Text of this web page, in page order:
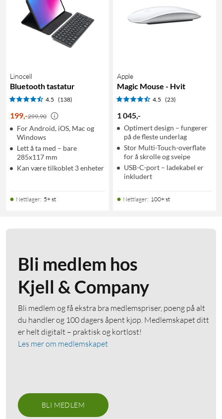
Linocell
Bluetooth tastatur
4.5 (138)
199,-299,90
For Android, iOS, Mac og
Windows
Lett å ta med – bare
285x117 mm
Kan være tilkoblet 3 enheter
Nettlager: 5+ st
Apple
Magic Mouse - Hvit
4.5 (23)
1 045,-
Optimert design – fungerer
på de fleste underlag
Stor Multi-Touch-overflate
for å skrolle og sveipe
USB-C-port – ladekabel er
inkludert
Nettlager: 100+ st
Bli medlem hos
Kjell & Company
Bli medlem og få ekstra bra medlemspriser, poeng på alt
du handler og 100 dagers åpent kjøp. Medlemskapet ditt
er helt digitalt – praktisk og kortløst!
Les mer om medlemskapet
BLI MEDLEM